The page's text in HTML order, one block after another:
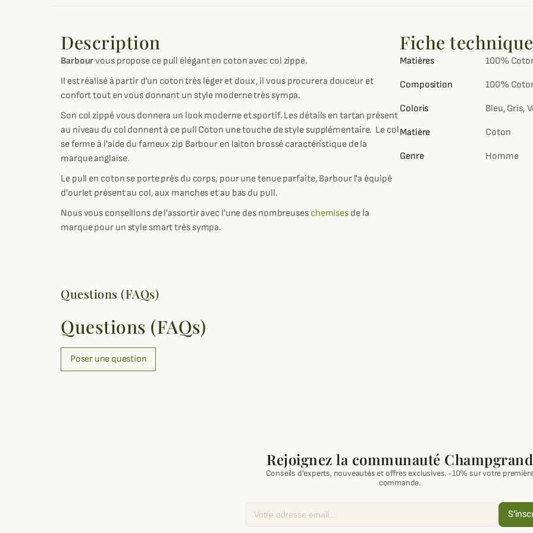
Description
Barbourvous propose ce pull élégant en coton avec col zippé.
Il est réalisé à partir d'un coton très léger et doux, il vous procurera douceur et
confort tout en vous donnant un style moderne très sympa.
Son col zippé vous donnera un look moderne et sportif. Les détails en tartan présent
au niveau du col donnent à ce pull Coton une touche de style supplémentaire. Le col
se ferme à l'aide du fameux zip Barbour en laiton brossé caractéristique de la
marque anglaise.
Le pull en coton se porte près du corps, pour une tenue parfaite, Barbour l'a équipé
d'ourlet présent au col, aux manches et au bas du pull.
Nous vous conseillons de l'assortir avec l'une des nombreuses chemises de la
marque pour un style smart très sympa.
Fiche technique
Matières 100%
Composition 100%
Coloris Bleu, Gris,
Matière Coton
Genre Homme
Questions (FAQs)
Questions (FAQs)
Poser une question
Rejoignez la communauté Champgrand
Conseils d'experts, nouveautés et offres exclusives. -10% sur votre
commande.